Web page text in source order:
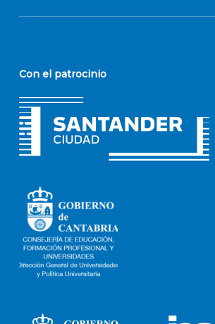
Con el patrocinio